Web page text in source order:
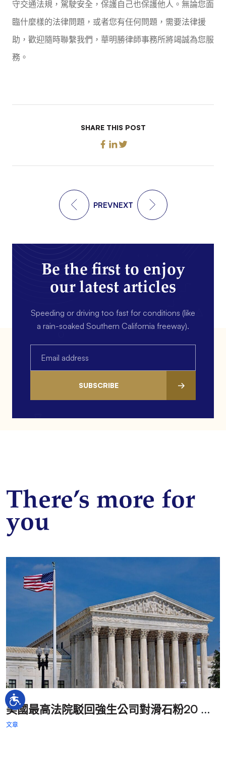
守交通法規，駕駛安全，保護自己也保護他人。無論您面
臨什麼樣的法律問題，或者您有任何問題，需要法律援
助，歡迎隨時聯繫我們，華明勝律師事務所將竭誠為您服
務。
SHARE THIS POST
PREVNEXT
Be the first to enjoy
our latest articles
Speeding or driving too fast for conditions (like
a rain-soaked Southern California freeway).
(Required)
SUBSCRIBE
There’s more for
you
美
國最高法院駁回強生公司對滑石粉20 億美元罰款判決的上訴
文章